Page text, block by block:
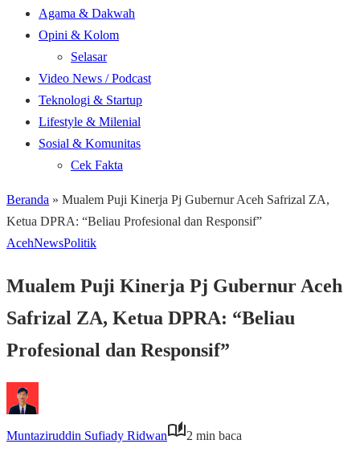
Agama & Dakwah
Opini & Kolom
Selasar
Video News / Podcast
Teknologi & Startup
Lifestyle & Milenial
Sosial & Komunitas
Cek Fakta
Beranda » Mualem Puji Kinerja Pj Gubernur Aceh Safrizal ZA,
Ketua DPRA: “Beliau Profesional dan Responsif”
AcehNewsPolitik
Mualem Puji Kinerja Pj Gubernur Aceh
Safrizal ZA, Ketua DPRA: “Beliau
Profesional dan Responsif”
Muntaziruddin Sufiady Ridwan
2 min baca